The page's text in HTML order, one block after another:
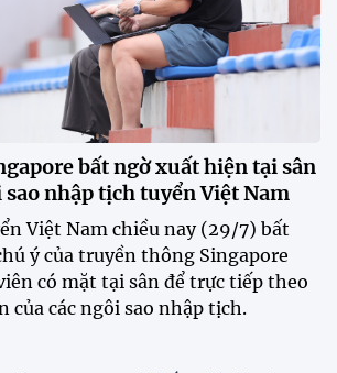
"Tôi đặt bút ký bằng niềm tin và
Nghệ An chính thức có nhà tài trợ
chốt tương lai sau tin đồn sang